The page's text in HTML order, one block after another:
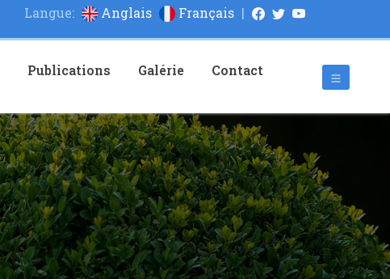
Langue: Anglais Français |
Publications Galérie Contact